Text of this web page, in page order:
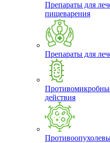
Препараты для
пищеварения
Препараты для
действия